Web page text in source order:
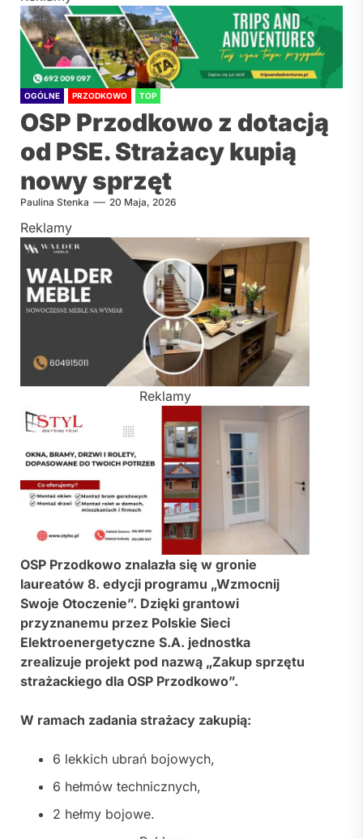
OGÓLNE PRZODKOWO TOP
OSP Przodkowo z dotacją
od PSE. Strażacy kupią
nowy sprzęt
Paulina Stenka 20 Maja, 2026
Reklamy
Reklamy
OSP Przodkowo znalazła się w gronie
laureatów 8. edycji programu „Wzmocnij
Swoje Otoczenie”. Dzięki grantowi
przyznanemu przez Polskie Sieci
Elektroenergetyczne S.A. jednostka
zrealizuje projekt pod nazwą „Zakup sprzętu
strażackiego dla OSP Przodkowo”.
W ramach zadania strażacy zakupią:
6 lekkich ubrań bojowych,
6 hełmów technicznych,
2 hełmy bojowe.